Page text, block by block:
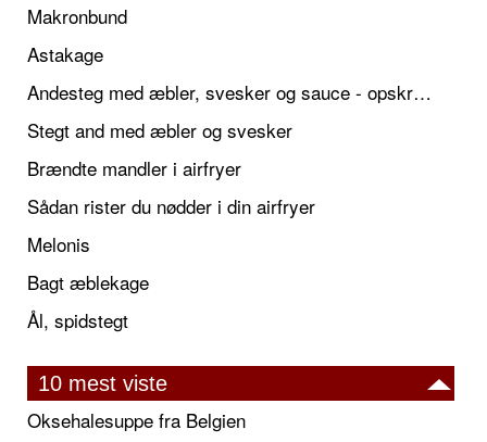
Makronbund
Astakage
Andesteg med æbler, svesker og sauce - opskrift også til jul
Stegt and med æbler og svesker
Brændte mandler i airfryer
Sådan rister du nødder i din airfryer
Melonis
Bagt æblekage
Ål, spidstegt
10 mest viste
Oksehalesuppe fra Belgien